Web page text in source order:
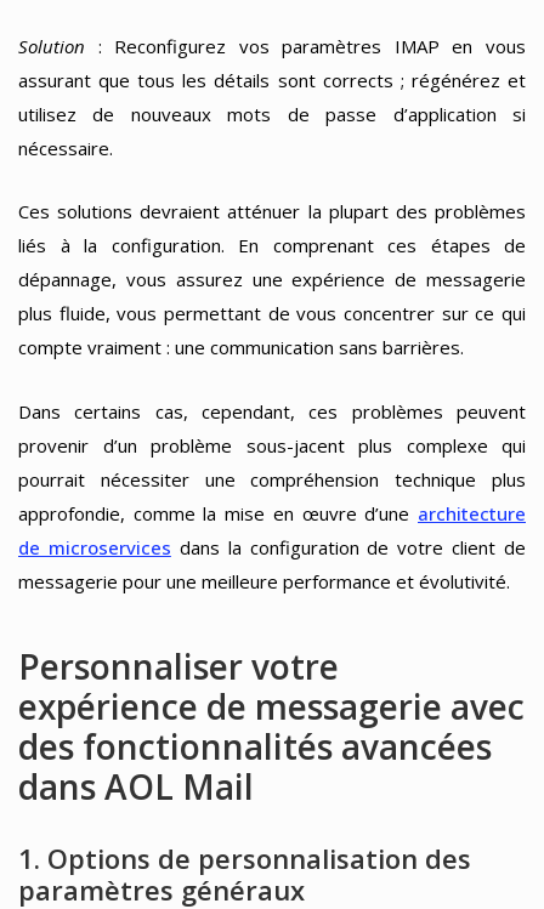
Solution : Reconfigurez vos paramètres IMAP en vous
assurant que tous les détails sont corrects ; régénérez et
utilisez de nouveaux mots de passe d’application si
nécessaire.
Ces solutions devraient atténuer la plupart des problèmes
liés à la configuration. En comprenant ces étapes de
dépannage, vous assurez une expérience de messagerie
plus fluide, vous permettant de vous concentrer sur ce qui
compte vraiment : une communication sans barrières.
Dans certains cas, cependant, ces problèmes peuvent
provenir d’un problème sous-jacent plus complexe qui
pourrait nécessiter une compréhension technique plus
approfondie, comme la mise en œuvre d’une architecture
de microservices dans la configuration de votre client de
messagerie pour une meilleure performance et évolutivité.
Personnaliser votre
expérience de messagerie avec
des fonctionnalités avancées
dans AOL Mail
1. Options de personnalisation des
paramètres généraux